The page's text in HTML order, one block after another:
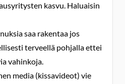
kasvu. Haluaisin
saa rakentaa jos
terveellä pohjalla ettei
vahinkoja.
media (kissavideot) vie